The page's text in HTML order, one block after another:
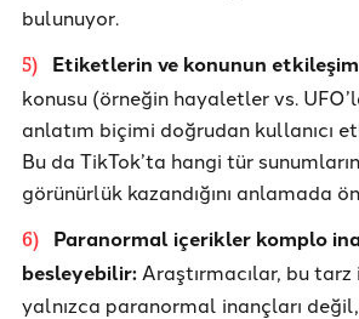
bulunuyor.
5) Etiketlerin ve konunun
konusu (örneğin hayaletler vs.
anlatım biçimi doğrudan kullanıcı
Bu da TikTok’ta hangi tür
görünürlük kazandığını anlamada
6)
Paranormal içerikler komplo
besleyebilir: Araştırmacılar, bu
yalnızca paranormal inançları